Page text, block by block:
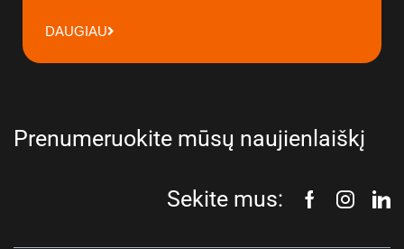
DAUGIAU
Prenumeruokite mūsų naujienlaiškį
Sekite mus: